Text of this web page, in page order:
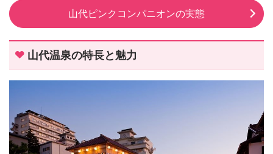
山代ピンクコンパニオンの実態
山代温泉の特長と魅力